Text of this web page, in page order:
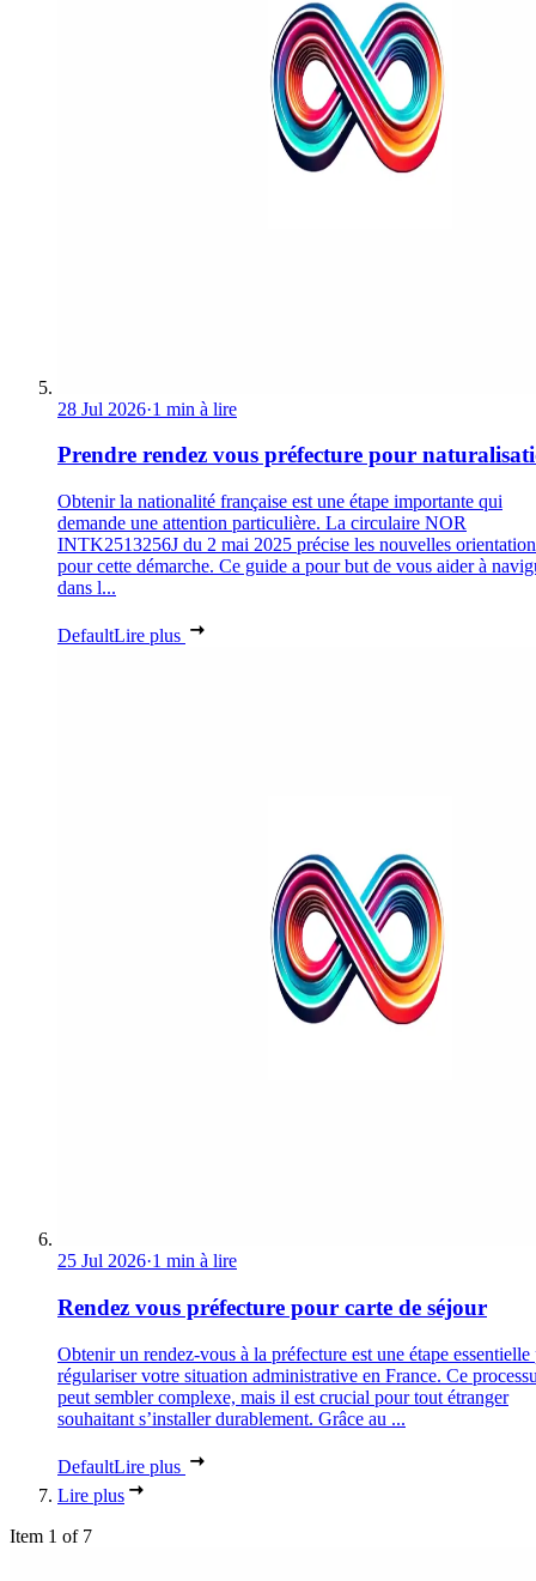
28 Jul 2026·1 min à lire
Prendre rendez vous préfecture pour
Obtenir la nationalité française est une étape importante qui
demande une attention particulière. La circulaire NOR
INTK2513256J du 2 mai 2025 précise les nouvelles
pour cette démarche. Ce guide a pour but de vous aider à
dans l...
DefaultLire plus
25 Jul 2026·1 min à lire
Rendez vous préfecture pour carte de séjour
Obtenir un rendez-vous à la préfecture est une étape essentielle
régulariser votre situation administrative en France. Ce
peut sembler complexe, mais il est crucial pour tout étranger
souhaitant s’installer durablement. Grâce au ...
DefaultLire plus
Lire plus
Item 1 of 7